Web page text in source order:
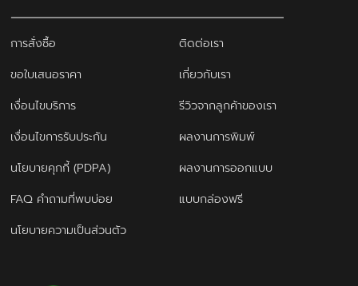
การสั่งซื้อ
ติดต่อเรา
ขอใบเสนอราคา
เกี่ยวกับเรา
เงื่อนไขบริการ
รีวิวจากลูกค้าของเรา
เงื่อนไขการรับประกัน
ผลงานการพิมพ์
นโยบายคุกกี้ (PDPA)
ผลงานการออกแบบ
FAQ คำถามที่พบบ่อย
แบบกล่องฟรี
นโยบายความเป็นส่วนตัว